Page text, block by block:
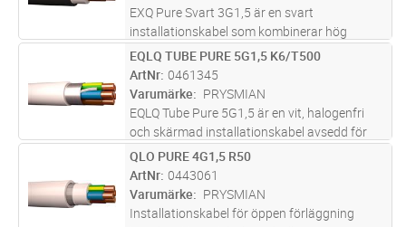
EXQ Pure Svart 3G1,5 är en svart
installationskabel som kombinerar hög
säkerhet med ett snyggt och professionellt
installationsresultat. Den är halogenfri och
flamskyddad, vilket innebär att rökutvec
mer
M Lägg i kundvagn
EQLQ TUBE PURE 5G1,5 K6/T500
ArtNr 0461345
Varumärke
PRYSMIAN
EQLQ Tube Pure 5G1,5 är en vit, halogenfri
och skärmad installationskabel avsedd för
fast förläggning i både inom- och
utomhusmiljöer. Kabeln är uppbyggd med
entrådiga ledare, aluminiumband och
förte...läs mer
M Lägg i kundvagn
QLO PURE 4G1,5 R50
ArtNr 0443061
Varumärke
PRYSMIAN
Installationskabel för öppen förläggning